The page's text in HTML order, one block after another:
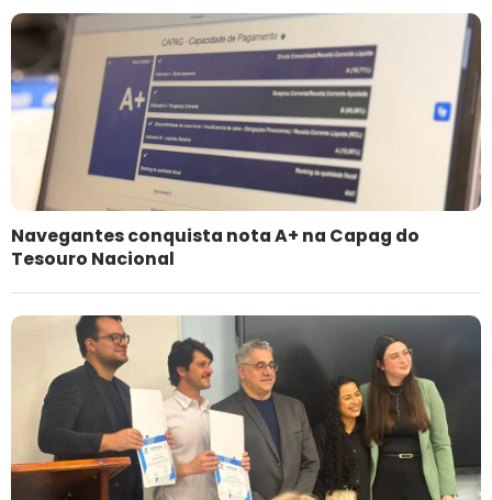
Navegantes conquista nota A+ na Capag do
Tesouro Nacional